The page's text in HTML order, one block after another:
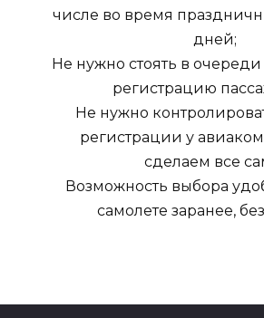
числе во время
дней;
Не нужно стоять в очереди
регистрацию
Не нужно
регистрации у
сделаем все
Возможность выбора
самолете заранее,